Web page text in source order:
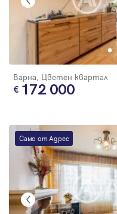
Варна, Цветен квартал
172 000
Само от Адрес